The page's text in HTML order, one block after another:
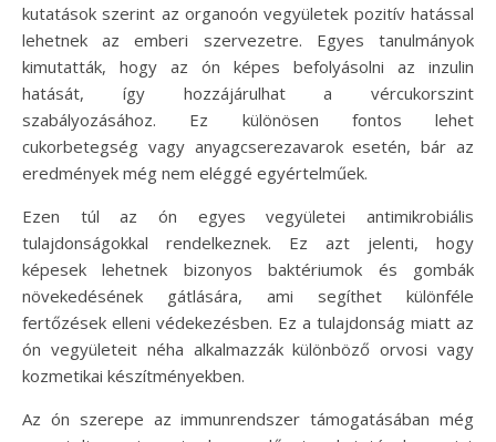
kutatások szerint az organoón vegyületek pozitív hatással
lehetnek az emberi szervezetre. Egyes tanulmányok
kimutatták, hogy az ón képes befolyásolni az inzulin
hatását, így hozzájárulhat a vércukorszint
szabályozásához. Ez különösen fontos lehet
cukorbetegség vagy anyagcserezavarok esetén, bár az
eredmények még nem eléggé egyértelműek.
Ezen túl az ón egyes vegyületei antimikrobiális
tulajdonságokkal rendelkeznek. Ez azt jelenti, hogy
képesek lehetnek bizonyos baktériumok és gombák
növekedésének gátlására, ami segíthet különféle
fertőzések elleni védekezésben. Ez a tulajdonság miatt az
ón vegyületeit néha alkalmazzák különböző orvosi vagy
kozmetikai készítményekben.
Az ón szerepe az immunrendszer támogatásában még